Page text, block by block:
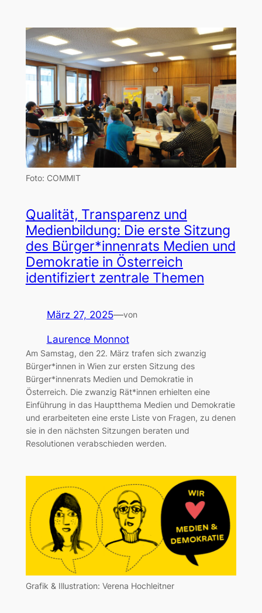
Foto: COMMIT
Qualität, Transparenz und
Medienbildung: Die erste Sitzung
des Bürger*innenrats Medien und
Demokratie in Österreich
identifiziert zentrale Themen
März 27, 2025—von
Laurence Monnot
Am Samstag, den 22. März trafen sich zwanzig
Bürger*innen in Wien zur ersten Sitzung des
Bürger*innenrats Medien und Demokratie in
Österreich. Die zwanzig Rät*innen erhielten eine
Einführung in das Hauptthema Medien und Demokratie
und erarbeiteten eine erste Liste von Fragen, zu denen
sie in den nächsten Sitzungen beraten und
Resolutionen verabschieden werden.
Grafik & Illustration: Verena Hochleitner